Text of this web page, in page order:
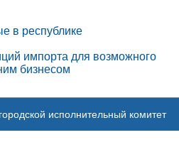
в республике
импорта для возможного
бизнесом
исполнительный комитет